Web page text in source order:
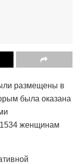
размещены в
была оказана
1534 женщинам